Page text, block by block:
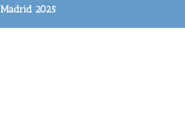
Madrid 2025